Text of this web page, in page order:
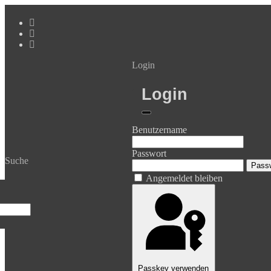
Suche
Login
Login
Benutzername
Passwort
Angemeldet bleiben
Passkey verwenden